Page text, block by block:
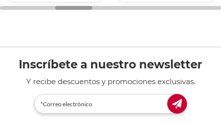
Inscríbete a nuestro newsletter
Y recibe descuentos y promociones exclusivas.